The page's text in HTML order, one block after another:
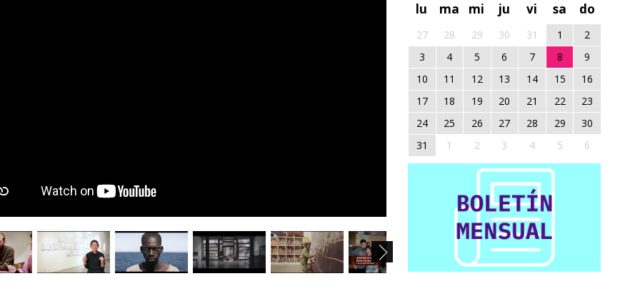
lu
ma mi ju vi sa do
27 28 29 30 31 1
2
3
4 5 6 7 8
9
10
11 12 13 14 15
16
17
18 19 20 21 22
23
24
25 26 27 28 29
30
31
1 2 3 4 5 6